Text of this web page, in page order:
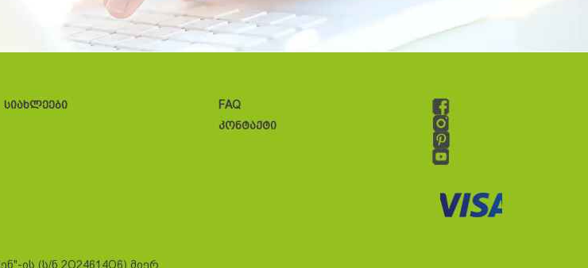
სიახლეები
FAQ
კონტაქტი
ის (ს/ნ 2O24614O6) მიერ